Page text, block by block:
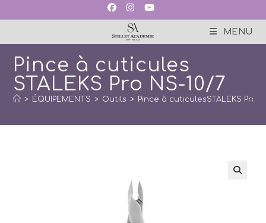
MENU
Pince à cuticules
STALEKS Pro NS-10/7
> ÉQUIPEMENTS > Outils > Pince à cuticulesSTALEKS Pro